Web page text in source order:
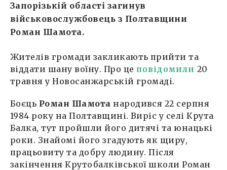
Запорізькій області загинув
військовослужбовець з Полтавщини
Роман Шамота.
Жителів громади закликають прийти та
віддати шану воїну. Про це повідомили 20
травня у Новосанжарській громаді.
Боєць Роман Шамота народився 22 серпня
1984 року на Полтавщині. Виріс у селі Крута
Балка, тут пройшли його дитячі та юнацькі
роки. Знайомі його згадують як щиру,
працьовиту та добру людину. Після
закінчення Крутобалківської школи Роман